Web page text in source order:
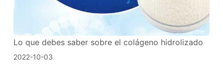
Lo que debes saber sobre el colágeno hidrolizado
2022-10-03